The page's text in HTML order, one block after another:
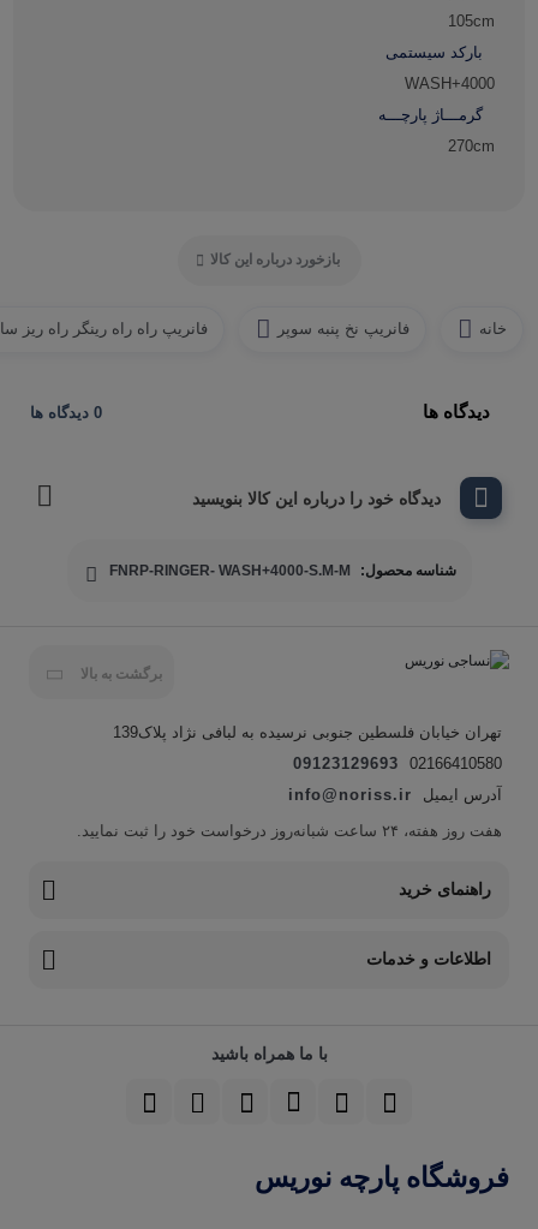
105cm
بارکد سیستمی
WASH+4000
گرمـــاژ پارچـــه
270cm
بازخورد درباره این کالا
خانه فانریپ نخ پنبه سوپر فانریپ راه راه رینگر راه ریز
دیدگاه ها 0 دیدگاه ها
دیدگاه خود را درباره این کالا بنویسید
شناسه محصول: FNRP-RINGER- WASH+4000-S.M-M
برگشت به بالا
تهران خیابان فلسطین جنوبی نرسیده به لبافی نژاد پلاک139
02166410580
09123129693
آدرس ایمیل
info@noriss.ir
هفت روز هفته، ۲۴ ساعت شبانه‌روز درخواست خود را ثبت نمایید.
راهنمای خرید
اطلاعات و خدمات
با ما همراه باشید
فروشگاه پارچه نوریس